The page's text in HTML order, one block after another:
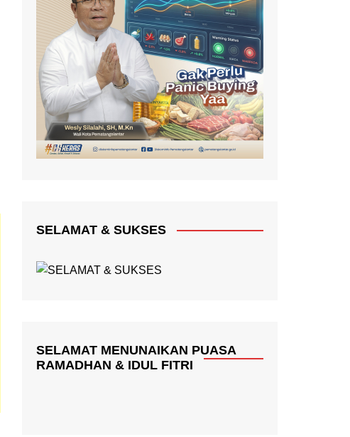
SELAMAT & SUKSES
SELAMAT MENUNAIKAN PUASA
RAMADHAN & IDUL FITRI